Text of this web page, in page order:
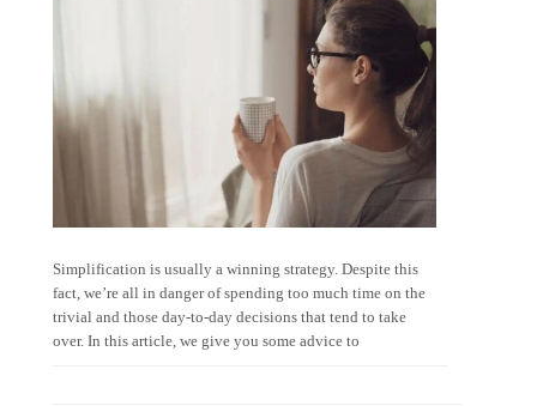
Simplification is usually a winning strategy. Despite this
fact, we’re all in danger of spending too much time on the
trivial and those day-to-day decisions that tend to take
over. In this article, we give you some advice to